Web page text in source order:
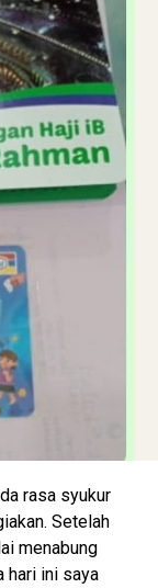
sebagai
infak, dan
manfaat nyata
dalam
manfaat
oleh
menjadi salah
kualitas
peluang bagi
yang lebih baik.
berupaya
muzaki dapat
mustahik
School
sinergi dan
rasa syukur
Setelah
menabung
hari ini saya